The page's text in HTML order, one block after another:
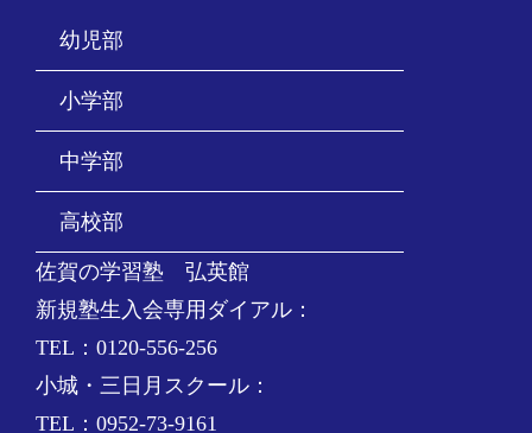
幼児部
小学部
中学部
高校部
佐賀の学習塾 弘英館
新規塾生入会専用ダイアル：
TEL：0120-556-256
小城・三日月スクール：
TEL：0952-73-9161